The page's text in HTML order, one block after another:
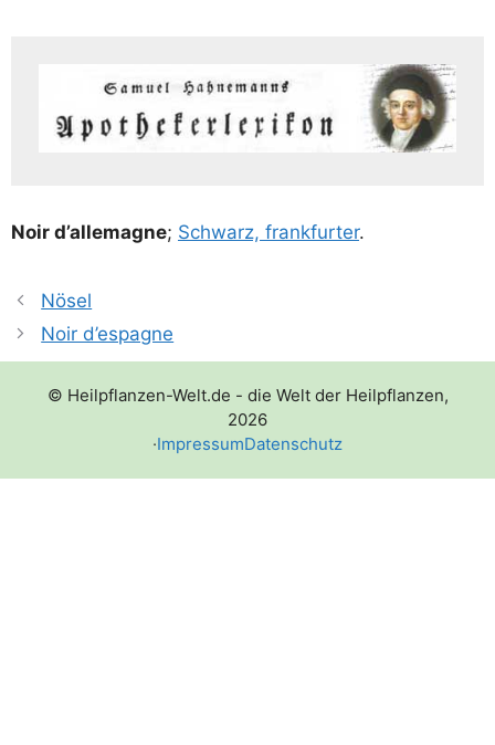
Noir d’al­le­ma­gne; Schwarz, frank­fur­ter.
Nösel
Noir d’espagne
© Heilpflanzen-Welt.de - die Welt der Heilpflanzen,
2026
·ImpressumDatenschutz